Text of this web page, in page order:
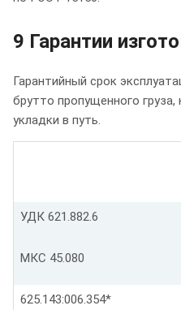
9 Гарантии
Гарантийный срок
брутто пропущенного
укладки в путь.
УДК 621.882.6
МКС 45.080
625.143:006.354*